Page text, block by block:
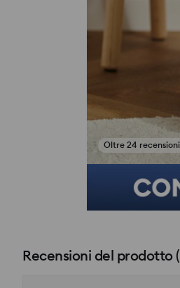
Oltre 24
Recensioni del prodotto(